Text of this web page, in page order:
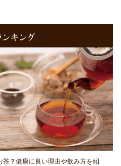
？健康に良い理由や飲み方を紹